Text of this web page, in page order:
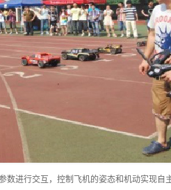
进行交互，控制飞机的姿态和机动实现